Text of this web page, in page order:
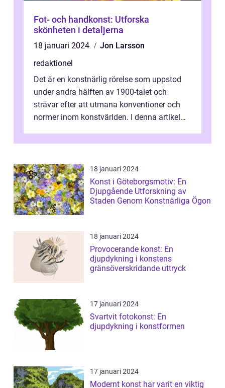
Fot- och handkonst: Utforska
skönheten i detaljerna
18 januari 2024
Jon Larsson
redaktionel
Det är en konstnärlig rörelse som uppstod
under andra hälften av 1900-talet och
strävar efter att utmana konventioner och
normer inom konstvärlden. I denna artikel
18 januari 2024
Konst i Göteborgsmotiv: En
Djupgående Utforskning av
Staden Genom Konstnärliga Ögon
18 januari 2024
Provocerande konst: En
djupdykning i konstens
gränsöverskridande uttryck
17 januari 2024
Svartvit fotokonst: En
djupdykning i konstformen
17 januari 2024
Modernt konst har varit en viktig